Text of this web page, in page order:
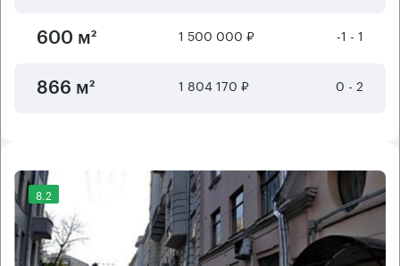
600 м² 1 500 000 ₽ -1 - 1
866 м² 1 804 170 ₽ 0 - 2
8.2